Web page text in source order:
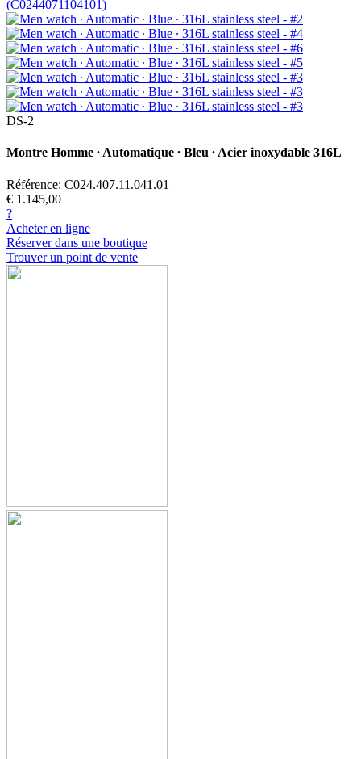
DS-2
Montre Homme ∙ Automatique ∙ Bleu ∙ Acier inoxydable 316L
Référence: C024.407.11.041.01
€ 1.145,00
?
Acheter en ligne
Réserver dans une boutique
Trouver un point de vente